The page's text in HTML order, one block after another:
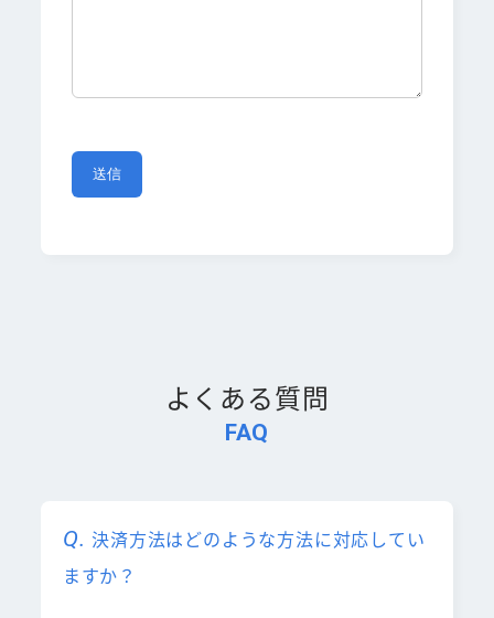
FAQ
よくある質問
決済方法はどのような方法に対応してい
ますか？